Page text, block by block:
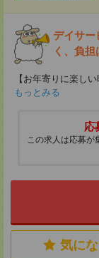
デイサー
く、負担
【お年寄りに楽し
もっとみる
応
この求人は応募が
気にな